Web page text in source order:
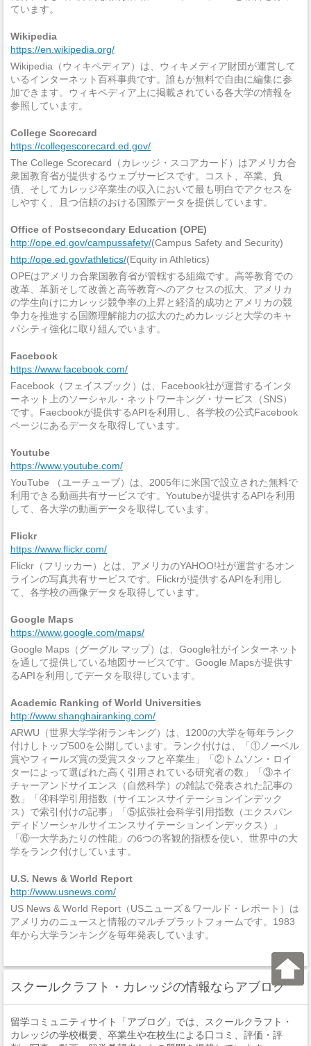
ています。
Wikipedia
https://en.wikipedia.org/
Wikipedia（ウィキペディア）は、ウィキメディア財団が運営して
いるインターネット百科事典です。誰もが無料で自由に編集に参
加できます。ウィキペディア上に掲載されている各大学の情報を
参照しています。
College Scorecard
https://collegescorecard.ed.gov/
The College Scorecard（カレッジ・スコアカード）はアメリカ合
衆国教育省が提供するウェブサービスです。コスト、卒業、負
債、そしてカレッジ卒業生の収入において最も明白でアクセスを
しやすく、且つ信頼のおける国際データを提供しています。
Office of Postsecondary Education (OPE)
http://ope.ed.gov/campussafety/(Campus Safety and Security)
http://ope.ed.gov/athletics/(Equity in Athletics)
OPEはアメリカ合衆国教育省が管轄する組織です。高等教育での
改革、革新そして改善と高等教育へのアクセスの拡大、アメリカ
の学生向けにカレッジ競争率の上昇と経済的成功とアメリカの競
争力を推進する国際理解能力の拡大のためカレッジと大学のキャ
パシティ強化に取り組んでいます。
Facebook
https://www.facebook.com/
Facebook（フェイスブック）は、Facebook社が運営するインタ
ーネット上のソーシャル・ネットワーキング・サービス（SNS）
です。Faecbookが提供するAPIを利用し、各学校の公式Facebook
ページにあるデータを取得しています。
Youtube
https://www.youtube.com/
YouTube （ユーチューブ）は、2005年に米国で設立された無料で
利用できる動画共有サービスです。Youtubeが提供するAPIを利用
して、各大学の動画データを取得しています。
Flickr
https://www.flickr.com/
Flickr（フリッカー）とは、アメリカのYAHOO!社が運営するオン
ラインの写真共有サービスです。Flickrが提供するAPIを利用し
て、各学校の画像データを取得しています。
Google Maps
https://www.google.com/maps/
Google Maps（グーグル マップ）は、Google社がインターネット
を通して提供している地図サービスです。Google Mapsが提供す
るAPIを利用してデータを取得しています。
Academic Ranking of World Universities
http://www.shanghairanking.com/
ARWU（世界大学学術ランキング）は、1200の大学を毎年ランク
付けしトップ500を公開しています。ランク付けは、「①ノーベル
賞やフィールズ賞の受賞スタッフと卒業生」「②トムソン・ロイ
ターによって選ばれた高く引用されている研究者の数」「③ネイ
チャーアンドサイエンス（自然科学）の雑誌で発表された記事の
数」「④科学引用指数（サイエンスサイテーションインデック
ス）で索引付けの記事」「⑤拡張社会科学引用指数（エクスパン
ディドソーシャルサイエンスサイテーションインデックス）」
「⑥一大学あたりの性能」の6つの客観的指標を使い、世界中の大
学をランク付けしています。
U.S. News & World Report
http://www.usnews.com/
US News & World Report（USニューズ＆ワールド・レポート）は
アメリカのニュースと情報のマルチプラットフォームです。1983
年から大学ランキングを毎年発表しています。
スクールクラフト・カレッジの情報ならアブログ
留学コミュニティサイト「アブログ」では、スクールクラフト・
カレッジの学校概要、卒業生や在校生による口コミ、評価・評